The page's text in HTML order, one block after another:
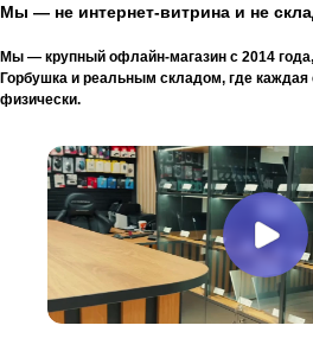
Мы — не интернет-витрина и не
Мы — крупный офлайн-магазин с 2014
Горбушка и реальным складом, где каждая
физически.